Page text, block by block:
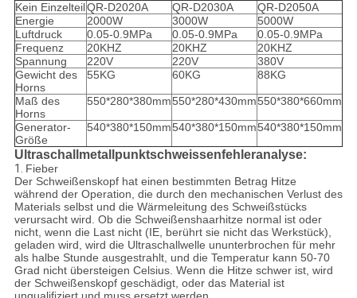
Kein EinzelteilQR-D2020A QR-D2030A
QR-D2050A
Energie
2000W 3000W
5000W
Luftdruck
0.05-0.9MPa 0.05-0.9MPa
0.05-0.9MPa
Frequenz
20KHZ 20KHZ
20KHZ
Spannung
220V 220V
380V
Gewicht des
Horns
55KG 60KG 88KG
Maß des
Horns
550*280*380mm550*280*430mm550*380*660mm
Generator-
Größe
540*380*150mm540*380*150mm540*380*150mm
Ultraschallmetallpunktschweissenfehleranalyse:
1. Fieber
Der Schweißenskopf hat einen bestimmten Betrag Hitze
während der Operation, die durch den mechanischen Verlust des
Materials selbst und die Wärmeleitung des Schweißstücks
verursacht wird. Ob die Schweißenshaarhitze normal ist oder
nicht, wenn die Last nicht (IE, berührt sie nicht das Werkstück),
geladen wird, wird die Ultraschallwelle ununterbrochen für mehr
als halbe Stunde ausgestrahlt, und die Temperatur kann 50-70
Grad nicht übersteigen Celsius. Wenn die Hitze schwer ist, wird
der Schweißenskopf geschädigt, oder das Material ist